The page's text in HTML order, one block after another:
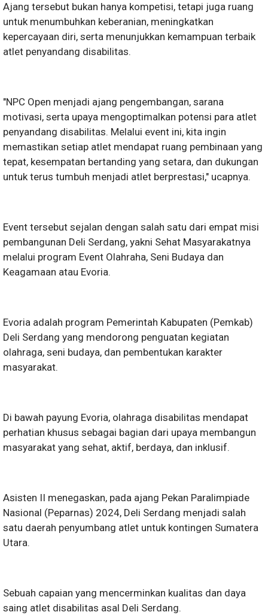
Ajang tersebut bukan hanya kompetisi, tetapi juga ruang
untuk menumbuhkan keberanian, meningkatkan
kepercayaan diri, serta menunjukkan kemampuan terbaik
atlet penyandang disabilitas.
"NPC Open menjadi ajang pengembangan, sarana
motivasi, serta upaya mengoptimalkan potensi para atlet
penyandang disabilitas. Melalui event ini, kita ingin
memastikan setiap atlet mendapat ruang pembinaan yang
tepat, kesempatan bertanding yang setara, dan dukungan
untuk terus tumbuh menjadi atlet berprestasi," ucapnya.
Event tersebut sejalan dengan salah satu dari empat misi
pembangunan Deli Serdang, yakni Sehat Masyarakatnya
melalui program Event Olahraha, Seni Budaya dan
Keagamaan atau Evoria.
Evoria adalah program Pemerintah Kabupaten (Pemkab)
Deli Serdang yang mendorong penguatan kegiatan
olahraga, seni budaya, dan pembentukan karakter
masyarakat.
Di bawah payung Evoria, olahraga disabilitas mendapat
perhatian khusus sebagai bagian dari upaya membangun
masyarakat yang sehat, aktif, berdaya, dan inklusif.
Asisten II menegaskan, pada ajang Pekan Paralimpiade
Nasional (Peparnas) 2024, Deli Serdang menjadi salah
satu daerah penyumbang atlet untuk kontingen Sumatera
Utara.
Sebuah capaian yang mencerminkan kualitas dan daya
saing atlet disabilitas asal Deli Serdang.